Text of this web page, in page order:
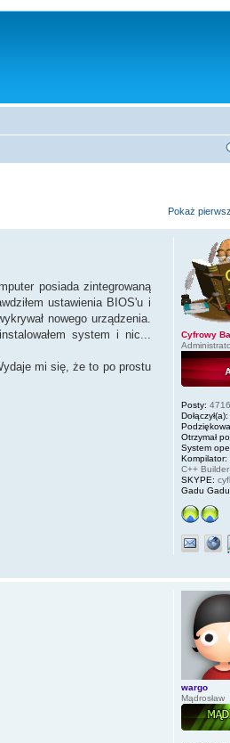
Pokaż
posiada zintegrowaną
ustawienia BIOS'u i
nowego urządzenia.
system i nic...
mi się, że to po prostu
Cyfrowy
Posty: 4716
Dołączył(a):
Otrzymał
System
Kompilator:
C++
SKYPE:
Gadu
wargo
Mądrosław